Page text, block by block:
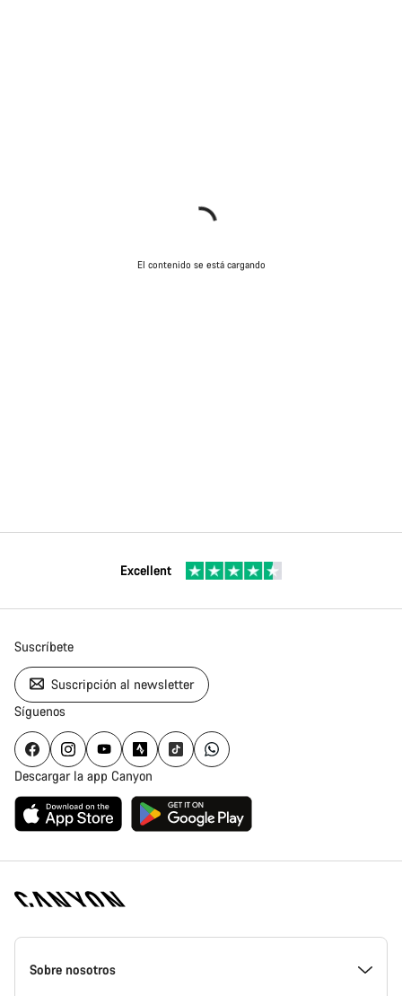
El contenido se está cargando
Excellent
Suscríbete
Suscripción al newsletter
Síguenos
Descargar la app Canyon
Canyon
Homepage
Sobre nosotros